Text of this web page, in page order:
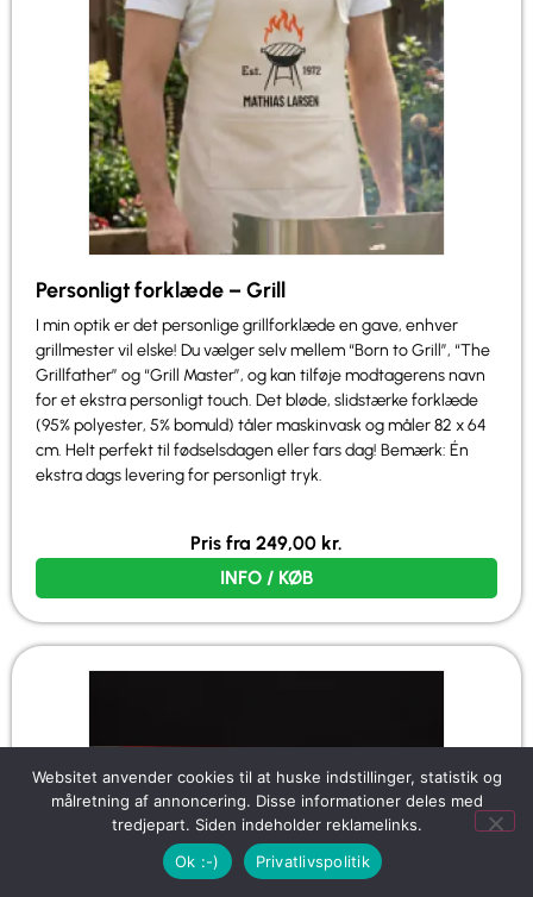
Personligt forklæde – Grill
I min optik er det personlige grillforklæde en gave, enhver
grillmester vil elske! Du vælger selv mellem “Born to Grill”, “The
Grillfather” og “Grill Master”, og kan tilføje modtagerens navn
for et ekstra personligt touch. Det bløde, slidstærke forklæde
(95% polyester, 5% bomuld) tåler maskinvask og måler 82 x 64
cm. Helt perfekt til fødselsdagen eller fars dag! Bemærk: Én
ekstra dags levering for personligt tryk.
Pris fra 249,00 kr.
INFO / KØB
Websitet anvender cookies til at huske indstillinger, statistik og
målretning af annoncering. Disse informationer deles med
tredjepart. Siden indeholder reklamelinks.
Ok :-)
Privatlivspolitik